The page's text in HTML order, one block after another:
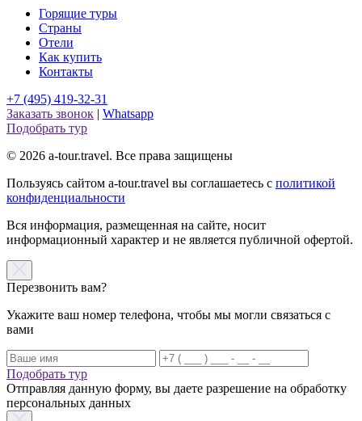
Горящие туры
Страны
Отели
Как купить
Контакты
+7 (495) 419-32-31
Заказать звонок | Whatsapp
Подобрать тур
© 2026 a-tour.travel. Все права защищены
Пользуясь сайтом a-tour.travel вы соглашаетесь с политикой
конфиденциальности
Вся информация, размещенная на сайте, носит
информационный характер и не является публичной офертой.
Перезвонить вам?
Укажите ваш номер телефона, чтобы мы могли связаться с
вами
Подобрать тур
Отправляя данную форму, вы даете разрешение на обработку
персональных данных